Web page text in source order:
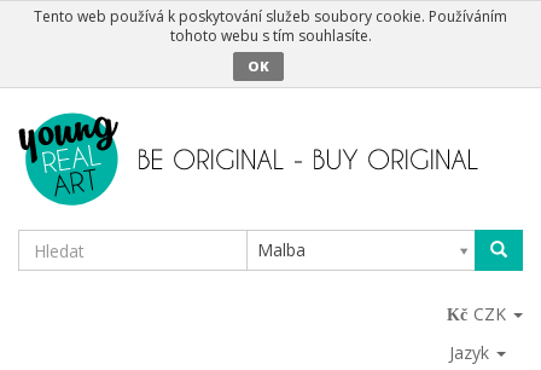
Tento web používá k poskytování služeb soubory cookie. Používáním
tohoto webu s tím souhlasíte.
OK
Malba
CZK
Jazyk